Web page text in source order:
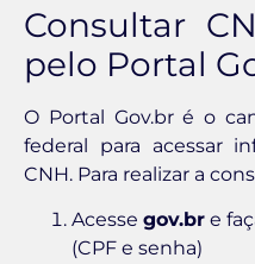
Consultar
pelo Portal
O Portal Gov.br é o
federal para acessar
CNH. Para realizar a
Acesse gov.br e
(CPF e senha)